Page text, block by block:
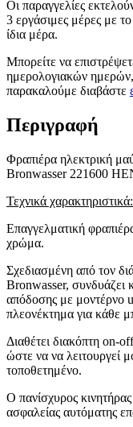
Οι παραγγελίες
3 εργάσιμες μέρες με
ίδια μέρα.
Μπορείτε να
ημερολογιακών ημερών,
παρακαλούμε διαβάστε
Περιγραφή
Φραπιέρα ηλεκτρική
Bronwasser 221600
Τεχνικά χαρακτηριστικά:
Επαγγελματική
χρώμα.
Σχεδιασμένη από τον
Bronwasser, συνδυάζει
απόδοσης με μοντέρνο
πλεονέκτημα για κάθε
Διαθέτει διακόπτη on-
ώστε να να λειτουργεί
τοποθετημένο.
Ο πανίσχυρος
ασφαλείας αυτόματης